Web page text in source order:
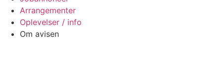
Arrangementer
Oplevelser / info
Om avisen